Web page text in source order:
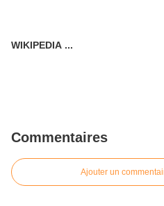
WIKIPEDIA ...
Commentaires
Ajouter un